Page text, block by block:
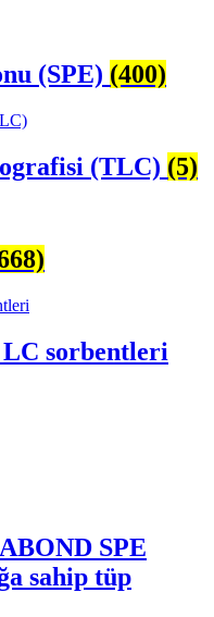
(SPE) (400)
(TLC) (5)
sorbentleri
SPE
sahip tüp